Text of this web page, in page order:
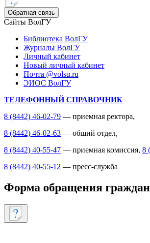
Обратная связь
Сайты ВолГУ
Библиотека ВолГУ
Журналы ВолГУ
Личный кабинет
Новый личный кабинет
Почта @volsu.ru
ЭИОС ВолГУ
ТЕЛЕФОННЫЙ СПРАВОЧНИК
8 (8442) 46-02-79 — приемная ректора,
8 (8442) 46-02-63 — общий отдел,
8 (8442) 40-55-47 — приемная комиссия, 8
8 (8442) 40-55-12 — пресс-служба
Форма обращения граждан